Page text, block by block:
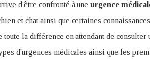
d'être confronté à une urgence
et chat ainsi que certaines
la différence en attendant de consulter
d'urgences médicales ainsi que les